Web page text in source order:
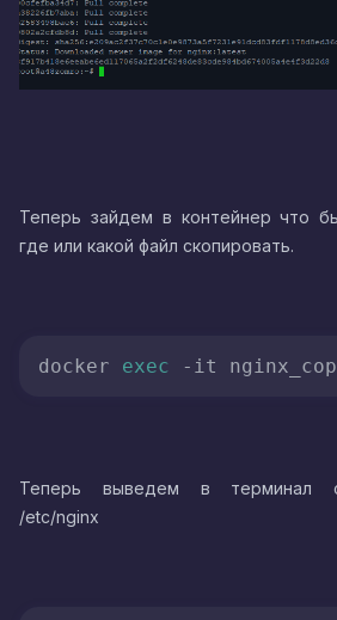
Теперь зайдем в контейнер что
где или какой файл скопировать.
docker exec
Теперь выведем в терминал
/etc/nginx